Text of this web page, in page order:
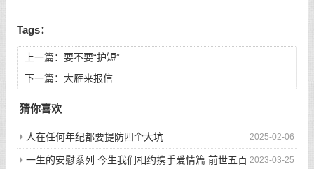
Tags：
上一篇： 要不要“护短”
下一篇： 大雁来报信
猜你喜欢
2025-02-06
人在任何年纪都要提防四个大坑
2023-03-25
一生的安慰系列:今生我们相约携手爱情篇:前世五百